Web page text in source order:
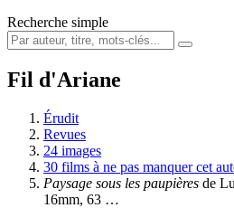
Recherche simple
Fil d'Ariane
Érudit
Revues
24 images
30 films à ne pas manquer cet
Paysage sous les paupières de
16mm, 63 …